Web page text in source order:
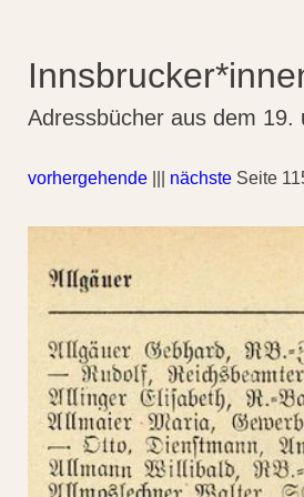
Adressbücher aus dem 19.
vorhergehende nächste Seite